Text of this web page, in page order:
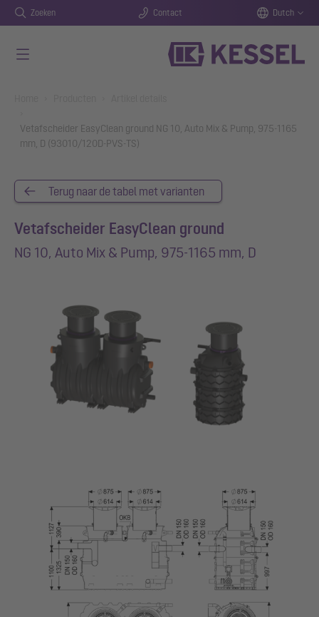
Zoeken Contact Dutch
Vetafscheider EasyClean ground NG 10, Auto Mix & Pump, 975-1165
mm, D (93010/120D-PVS-TS)
Terug naar de tabel met varianten
Vetafscheider EasyClean ground
NG 10, Auto Mix & Pump, 975-1165 mm, D